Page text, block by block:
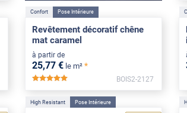
Confort Pose Intérieure
Revêtement décoratif chêne
mat caramel
à partir de
25,77 € le m² *
BOIS2-2127
High Resistant Pose Intérieure